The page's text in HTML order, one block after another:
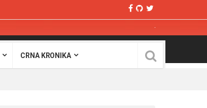
CRNA KRONIKA